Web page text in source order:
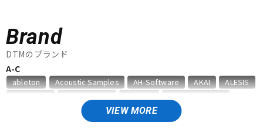
管楽器
アンプ エフェクター
Brand
DTMのブランド
VIEW MORE
A-C
ableton Acoustic Samples AH-Software AKAI
ALESIS
Artiphon ARTRIG Arturia
audio-technica AVID BestService